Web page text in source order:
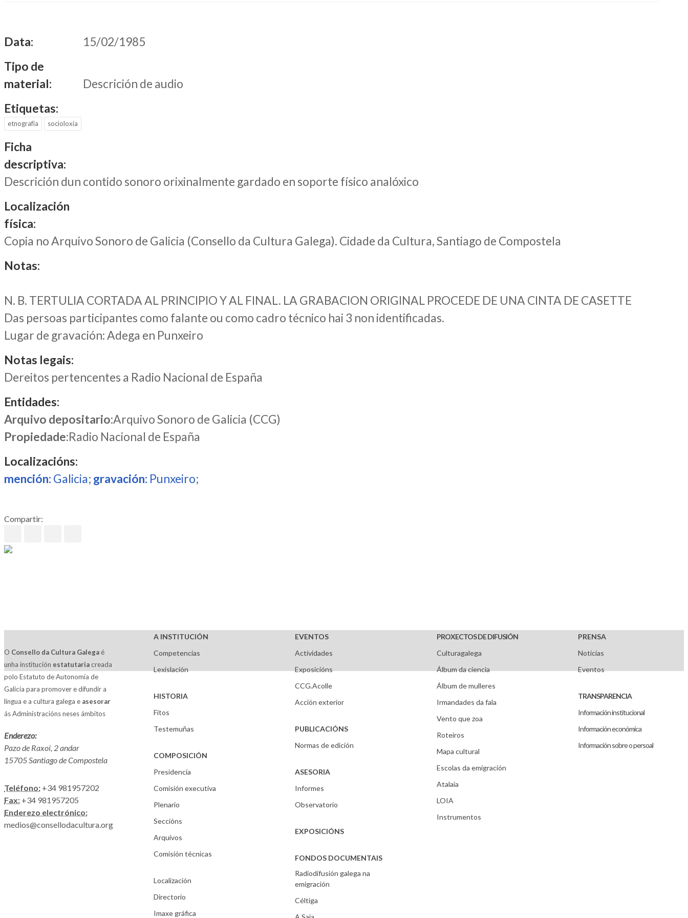
Data:
15/02/1985
Tipo de
material:
Descrición de audio
Etiquetas:
etnografía socioloxía
Ficha
descriptiva:
Descrición dun contido sonoro orixinalmente gardado en soporte físico analóxico
Localización
física:
Copia no Arquivo Sonoro de Galicia (Consello da Cultura Galega). Cidade da Cultura, Santiago de Compostela
Notas:
N. B. TERTULIA CORTADA AL PRINCIPIO Y AL FINAL. LA GRABACION ORIGINAL PROCEDE DE UNA CINTA DE CASETTE
Das persoas participantes como falante ou como cadro técnico hai 3 non identificadas.
Lugar de gravación: Adega en Punxeiro
Notas legais:
Dereitos pertencentes a Radio Nacional de España
Entidades:
Arquivo depositario:Arquivo Sonoro de Galicia (CCG)
Propiedade:Radio Nacional de España
Localizacións:
mención: Galicia; gravación: Punxeiro;
Compartir:
O Consello da Cultura Galega é
unha institución estatutariacreada
polo Estatuto de Autonomía de
Galicia para promover e difundir a
lingua e a cultura galega e asesorar
ás Administracións neses ámbitos
Enderezo:
Pazo de Raxoi, 2 andar
15705 Santiago de Compostela
Teléfono: +34 981957202
Fax: +34 981957205
Enderezo electrónico:
medios@consellodacultura.org
A INSTITUCIÓN
Competencias
Lexislación
HISTORIA
Fitos
Testemuñas
COMPOSICIÓN
Presidencia
Comisión executiva
Plenario
Seccións
Arquivos
Comisión técnicas
Localización
Directorio
Imaxe gráfica
EVENTOS
Actividades
Exposicións
CCG.Acolle
Acción exterior
PUBLICACIÓNS
Normas de edición
ASESORIA
Informes
Observatorio
EXPOSICIÓNS
FONDOS DOCUMENTAIS
Radiodifusión galega na
emigración
Céltiga
PROXECTOS DE DIFUSIÓN
Culturagalega
Álbum da ciencia
Álbum de mulleres
Irmandades da fala
Vento que zoa
Roteiros
Mapa cultural
Escolas da emigración
Atalaia
LOIA
Instrumentos
PRENSA
Noticias
Eventos
TRANSPARENCIA
Información institucional
Información económica
Información sobre o persoal